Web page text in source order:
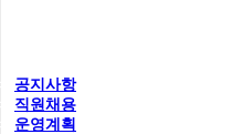
공지사항
직원채용
운영계획